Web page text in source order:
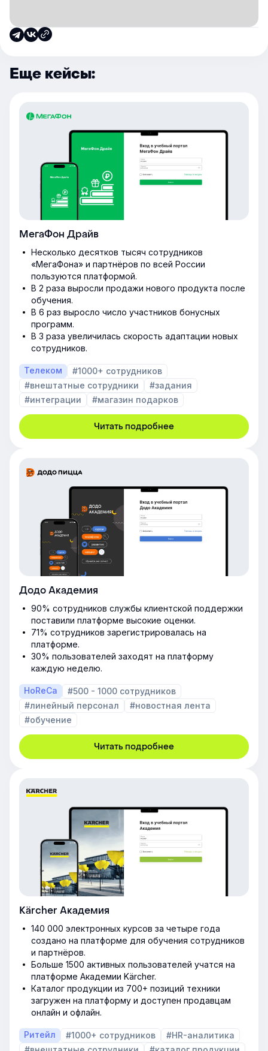
Еще кейсы:
МегаФон Драйв
Несколько десятков тысяч сотрудников
«МегаФона» и партнёров по всей России
пользуются платформой.
В 2 раза выросли продажи нового продукта после
обучения.
В 6 раз выросло число участников бонусных
программ.
В 3 раза увеличилась скорость адаптации новых
сотрудников.
Телеком
#1000+ сотрудников
#внештатные сотрудники
#задания
#интеграции
#магазин подарков
Читать подробнее
Додо Академия
90% сотрудников службы клиентской поддержки
поставили платформе высокие оценки.
71% сотрудников зарегистрировалась на
платформе.
30% пользователей заходят на платформу
каждую неделю.
HoReCa
#500 - 1000 сотрудников
#линейный персонал
#новостная лента
#обучение
Читать подробнее
Kärcher Академия
140 000 электронных курсов за четыре года
создано на платформе для обучения сотрудников
и партнёров.
Больше 1500 активных пользователей учатся на
платформе Академии Kärcher.
Каталог продукции из 700+ позиций техники
загружен на платформу и доступен продавцам
онлайн и офлайн.
Ритейл #1000+ сотрудников
#HR-аналитика